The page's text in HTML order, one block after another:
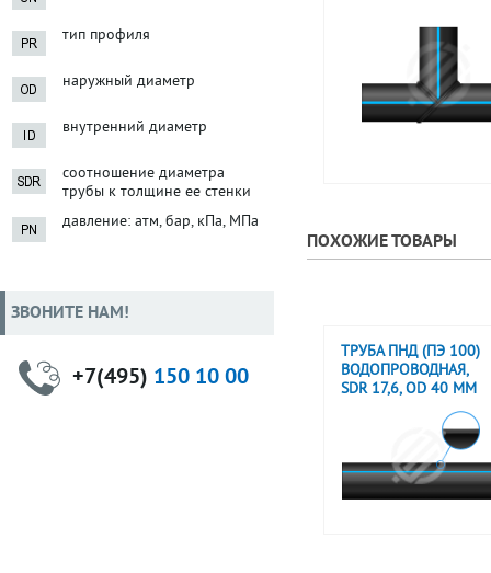
ПОХОЖИЕ ТОВАРЫ
ТРУБА ПНД (ПЭ 100)
ВОДОПРОВОДНАЯ,
SDR 17,6, OD 40 ММ
тип профиля
наружный диаметр
внутренний диаметр
соотношение диаметра
трубы к толщине ее стенки
давление: атм, бар, кПа, МПа
ЗВОНИТЕ НАМ!
+7(495) 150 10 00